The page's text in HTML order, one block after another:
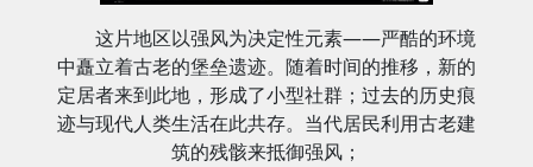
这片地区以强风为决定性元素——严酷的环境
中矗立着古老的堡垒遗迹。随着时间的推移，新的
定居者来到此地，形成了小型社群； 过去的历史痕
迹与现代人类生活在此共存。当代居民利用古老建
筑的残骸来抵御强风；